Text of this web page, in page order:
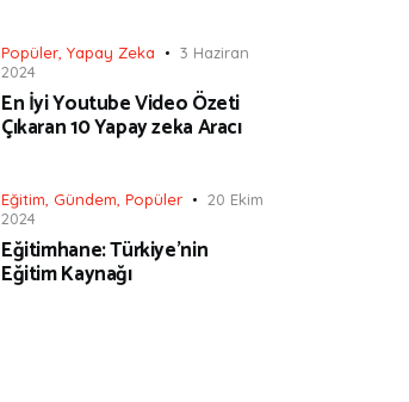
Popüler Yapay Zeka
3 Haziran
2024
En İyi Youtube Video Özeti
Çıkaran 10 Yapay zeka Aracı
Eğitim Gündem Popüler
20 Ekim
2024
Eğitimhane: Türkiye’nin
Eğitim Kaynağı